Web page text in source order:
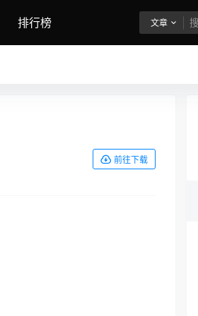
排行榜 文章
前往下载